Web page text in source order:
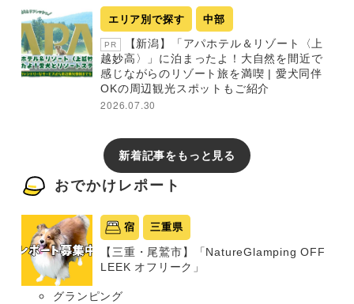
エリア別で探す 中部
PR
【新潟】「アパホテル＆リゾート〈上
越妙高〉」に泊まったよ！大自然を間近で
感じながらのリゾート旅を満喫 | 愛犬同伴
OKの周辺観光スポットもご紹介
2026.07.30
新着記事をもっと見る
おでかけレポート
宿 三重県
【三重・尾鷲市】「NatureGlamping OFF
LEEK オフリーク」
グランピング